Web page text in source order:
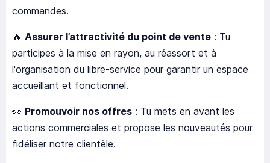
commandes.
🔥 Assurer l’attractivité du point de vente : Tu
participes à la mise en rayon, au réassort et à
l'organisation du libre-service pour garantir un espace
accueillant et fonctionnel.
👀 Promouvoir nos offres : Tu mets en avant les
actions commerciales et propose les nouveautés pour
fidéliser notre clientèle.